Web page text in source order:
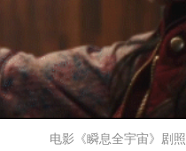
电影《瞬息全宇宙》剧照